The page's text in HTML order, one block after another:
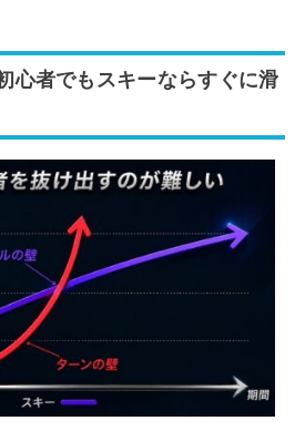
心者でもスキーならすぐに滑